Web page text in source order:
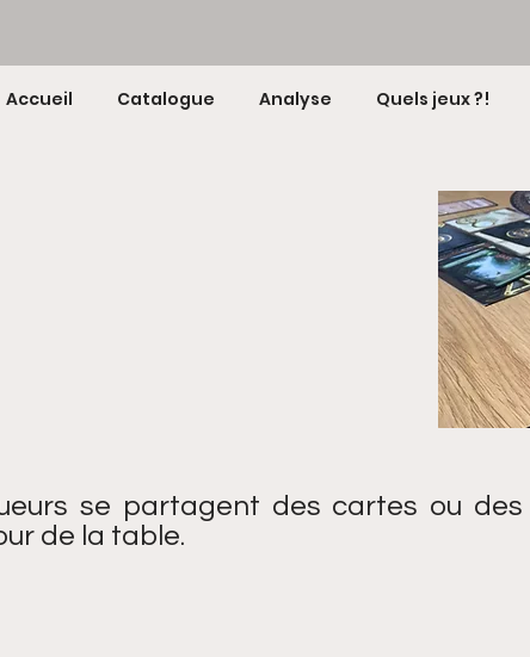
Accueil Catalogue Analyse Quels jeux ?!
se partagent des cartes ou des
de la table.